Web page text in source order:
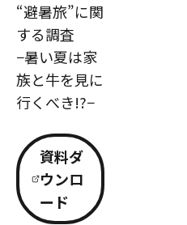
“避暑旅”に関
する調査
−暑い夏は家
族と牛を見に
行くべき!?−
資料ダ
ウンロ
ード